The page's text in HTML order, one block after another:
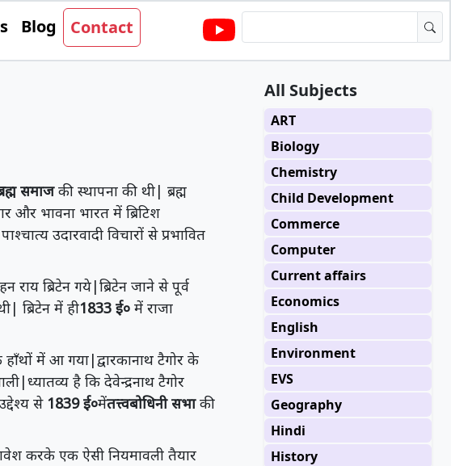
Blog Contact
All Subjects
ART
Biology
Chemistry
Child Development
Commerce
Computer
Current affairs
Economics
English
Environment
EVS
Geography
Hindi
History
समाजकी स्थापना की थी| ब्रह्म
और भावना भारत में ब्रिटिश
उदारवादी विचारों से प्रभावित
राय ब्रिटेन गये|ब्रिटेन जाने से पूर्व
ब्रिटेन में ही1833 ई० में राजा
में आ गया|द्वारकानाथ टैगोर के
है कि देवेन्द्रनाथ टैगोर
से 1839 ई०मेंतत्त्वबोधिनी सभाकी
करके एक ऐसी नियमावली तैयार